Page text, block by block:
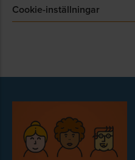
Cookie-inställningar